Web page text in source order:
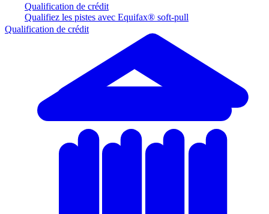
Qualification de crédit
Qualifiez les pistes avec Equifax® soft-pull
Qualification de crédit